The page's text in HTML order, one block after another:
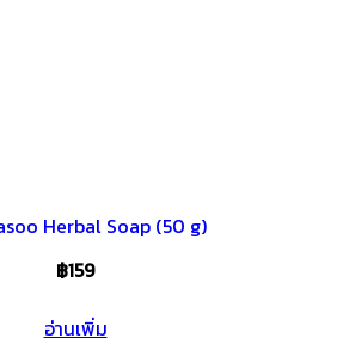
Herbal Soap (50 g)
฿159
อ่านเพิ่ม